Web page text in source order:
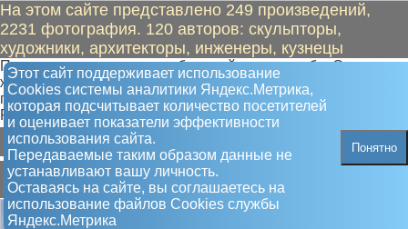
На этом сайте представлено 249 произведений,
2231 фотография. 120 авторов: скульпторы,
художники, архитекторы, инженеры, кузнецы
Этот сайт поддерживает использование
Сookies системы аналитики Яндекс.Метрика,
которая подсчитывает количество посетителей
и оценивает показатели эффективности
использования сайта.
Передаваемые таким образом данные не
устанавливают вашу личность.
Оставаясь на сайте, вы соглашаетесь на
использование файлов Сookies службы
Яндекс.Метрика
Понятно
Петрозаводчане очень любят свой город и себя. Они не
ждут, когда кто-нибудь заметит их достижения, а ставят
памятники самим себе по любому достойному поводу.
Рекордсменом в данной области являются сотрудники МЧС
А В Г К Н О П С
А